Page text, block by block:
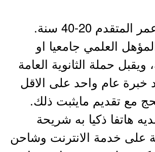
العلمي جامعيا او
حملة الثانوية العامة
عام واحد على الاقل
مع تقديم مايثبت ذلك.
هاتفا ذكيا به شريحة
على خدمة الانترنت وشاحن